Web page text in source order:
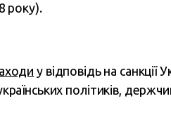
року).
у відповідь на санкції
політиків,